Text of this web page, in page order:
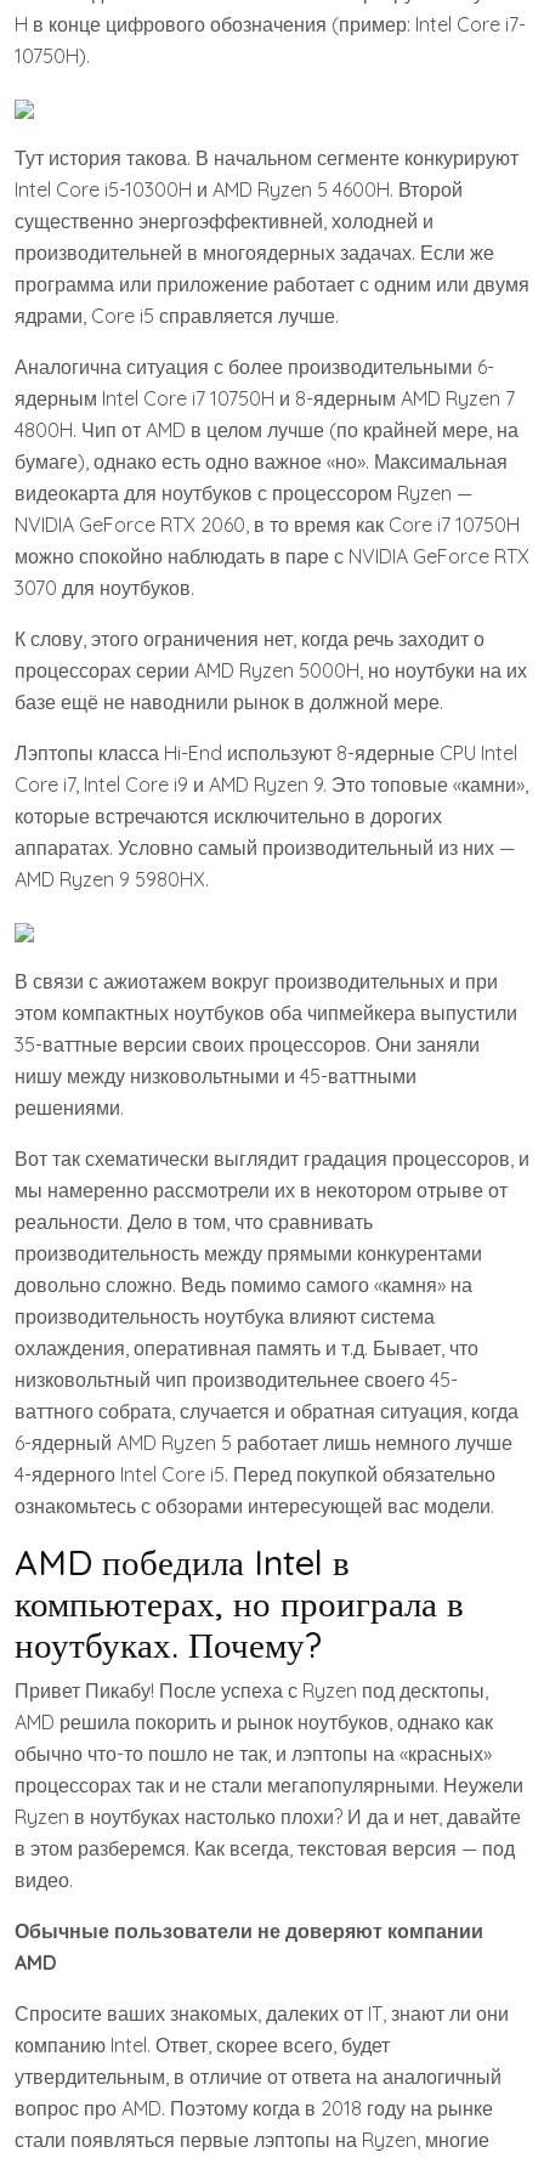
H в конце цифрового обозначения (пример: Intel Core i7-
10750H).
Тут история такова. В начальном сегменте конкурируют
Intel Core i5-10300H и AMD Ryzen 5 4600H. Второй
существенно энергоэффективней, холодней и
производительней в многоядерных задачах. Если же
программа или приложение работает с одним или двумя
ядрами, Core i5 справляется лучше.
Аналогична ситуация с более производительными 6-
ядерным Intel Core i7 10750H и 8-ядерным AMD Ryzen 7
4800H. Чип от AMD в целом лучше (по крайней мере, на
бумаге), однако есть одно важное «но». Максимальная
видеокарта для ноутбуков с процессором Ryzen —
NVIDIA GeForce RTX 2060, в то время как Core i7 10750H
можно спокойно наблюдать в паре с NVIDIA GeForce RTX
3070 для ноутбуков.
К слову, этого ограничения нет, когда речь заходит о
процессорах серии AMD Ryzen 5000H, но ноутбуки на их
базе ещё не наводнили рынок в должной мере.
Лэптопы класса Hi-End используют 8-ядерные CPU Intel
Core i7, Intel Core i9 и AMD Ryzen 9. Это топовые «камни»,
которые встречаются исключительно в дорогих
аппаратах. Условно самый производительный из них —
AMD Ryzen 9 5980HX.
В связи с ажиотажем вокруг производительных и при
этом компактных ноутбуков оба чипмейкера выпустили
35-ваттные версии своих процессоров. Они заняли
нишу между низковольтными и 45-ваттными
решениями.
Вот так схематически выглядит градация процессоров, и
мы намеренно рассмотрели их в некотором отрыве от
реальности. Дело в том, что сравнивать
производительность между прямыми конкурентами
довольно сложно. Ведь помимо самого «камня» на
производительность ноутбука влияют система
охлаждения, оперативная память и т.д. Бывает, что
низковольтный чип производительнее своего 45-
ваттного собрата, случается и обратная ситуация, когда
6-ядерный AMD Ryzen 5 работает лишь немного лучше
4-ядерного Intel Core i5. Перед покупкой обязательно
ознакомьтесь с обзорами интересующей вас модели.
AMD победила Intel в
компьютерах, но проиграла в
ноутбуках. Почему?
Привет Пикабу! После успеха с Ryzen под десктопы,
AMD решила покорить и рынок ноутбуков, однако как
обычно что-то пошло не так, и лэптопы на «красных»
процессорах так и не стали мегапопулярными. Неужели
Ryzen в ноутбуках настолько плохи? И да и нет, давайте
в этом разберемся. Как всегда, текстовая версия — под
видео.
Обычные пользователи не доверяют компании
AMD
Спросите ваших знакомых, далеких от IT, знают ли они
компанию Intel. Ответ, скорее всего, будет
утвердительным, в отличие от ответа на аналогичный
вопрос про AMD. Поэтому когда в 2018 году на рынке
стали появляться первые лэптопы на Ryzen, многие